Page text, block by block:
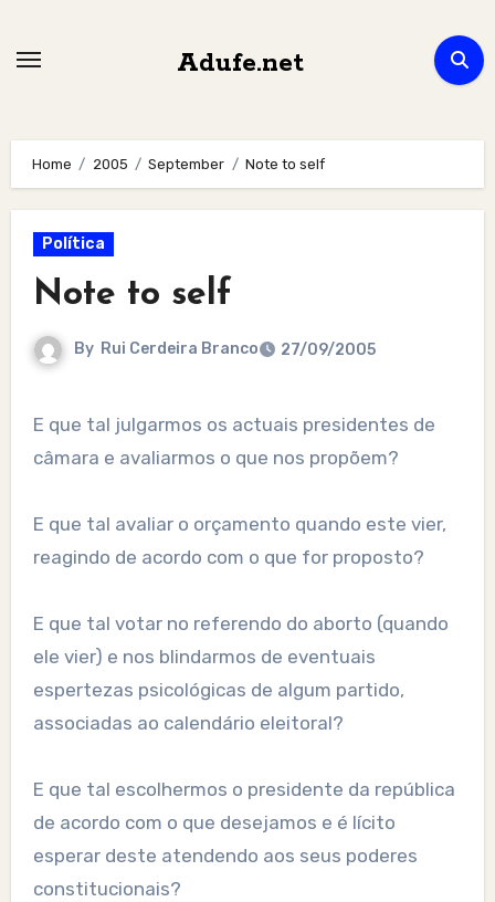
Adufe.net
Home 2005 September Note to self
Política
Note to self
By Rui Cerdeira Branco 27/09/2005
E que tal julgarmos os actuais presidentes de
câmara e avaliarmos o que nos propõem?
E que tal avaliar o orçamento quando este vier,
reagindo de acordo com o que for proposto?
E que tal votar no referendo do aborto (quando
ele vier) e nos blindarmos de eventuais
espertezas psicológicas de algum partido,
associadas ao calendário eleitoral?
E que tal escolhermos o presidente da república
de acordo com o que desejamos e é lícito
esperar deste atendendo aos seus poderes
constitucionais?